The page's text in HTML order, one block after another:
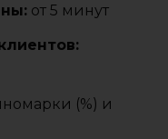
от 5 минут
(%) и